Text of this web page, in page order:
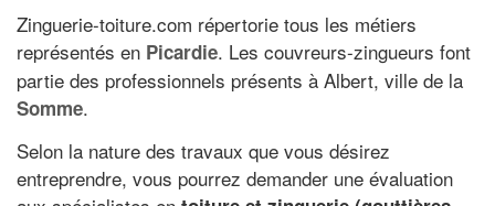
Zinguerie-toiture.com répertorie tous les métiers
représentés en Picardie. Les couvreurs-zingueurs font
partie des professionnels présents à Albert, ville de la
Somme.
Selon la nature des travaux que vous désirez
entreprendre, vous pourrez demander une évaluation